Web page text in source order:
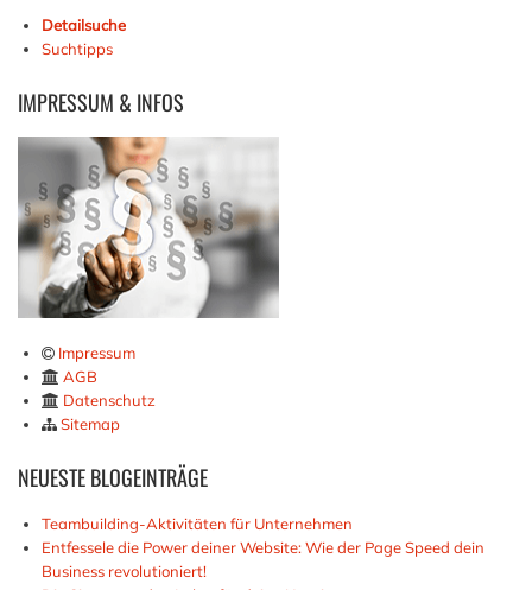
Detailsuche
Suchtipps
IMPRESSUM & INFOS
Impressum
AGB
Datenschutz
Sitemap
NEUESTEBLOGEINTRÄGE
Teambuilding-Aktivitäten für Unternehmen
Entfessele die Power deiner Website: Wie der Page Speed dein
Business revolutioniert!